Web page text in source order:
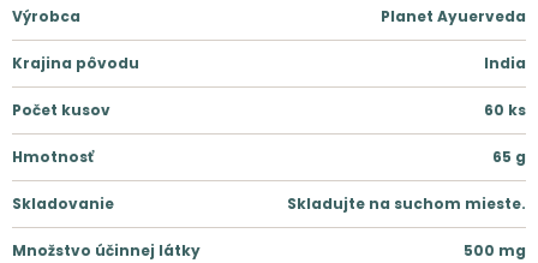
Výrobca Planet Ayuerveda
Krajina pôvodu India
Počet kusov 60 ks
Hmotnosť 65 g
Skladovanie Skladujte na suchom mieste.
Množstvo účinnej látky 500 mg